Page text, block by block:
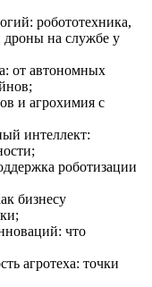
робототехника,
на службе у
от автономных
и агрохимия с
интеллект:
роботизации
бизнесу
что
агротеха: точки